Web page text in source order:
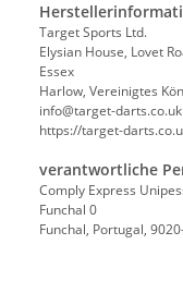
Target Sports Ltd.
Elysian House, Lovet
Essex
Harlow, Vereinigtes
info@target-darts.co.uk
https://target-
verantwortliche
Comply Express
Funchal 0
Funchal, Portugal,